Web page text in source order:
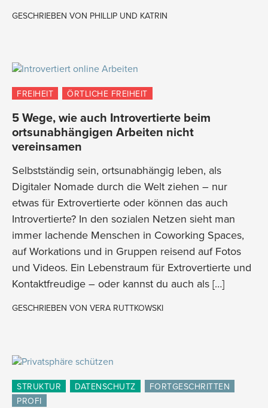
GESCHRIEBEN VON PHILLIP UND KATRIN
FREIHEIT ÖRTLICHE FREIHEIT
5 Wege, wie auch Introvertierte beim
ortsunabhängigen Arbeiten nicht
vereinsamen
Selbstständig sein, ortsunabhängig leben, als
Digitaler Nomade durch die Welt ziehen – nur
etwas für Extrovertierte oder können das auch
Introvertierte? In den sozialen Netzen sieht man
immer lachende Menschen in Coworking Spaces,
auf Workations und in Gruppen reisend auf Fotos
und Videos. Ein Lebenstraum für Extrovertierte und
Kontaktfreudige – oder kannst du auch als […]
GESCHRIEBEN VON VERA RUTTKOWSKI
STRUKTUR DATENSCHUTZ
FORTGESCHRITTEN
PROFI